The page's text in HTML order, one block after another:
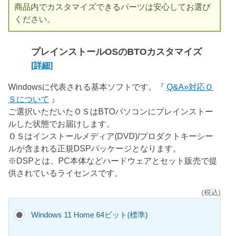
商品内でカスタマイズできるパーツは安心してお選び
ください。
プレインストールOSのBTOカスタマイズ
[詳細]
Windowsに代表される基本ソフトです。『 Q&A»対応Ｏ
Ｓについて 』
ご選択いただいたＯＳはBTOパソコンにプレインストー
ルした状態でお届けします。
ＯＳはインストールメディア(DVD)/プロダクトキーシー
ルが含まれる正規DSPパッケージとなります。
※DSPとは、PC本体などハードウェアとセット販売で提
供されているライセンスです。
(税込)
Windows 11 Home 64ビット(標準)